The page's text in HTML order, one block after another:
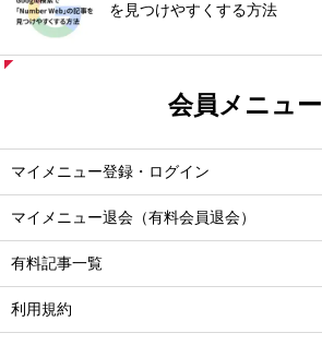
を見つけやすくする方法
会員メニュー
マイメニュー登録・ログイン
マイメニュー退会（有料会員退会）
有料記事一覧
利用規約